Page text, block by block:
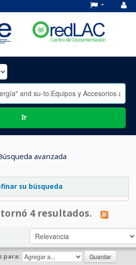
Ir
avanzada
su búsqueda
4 resultados.
para: